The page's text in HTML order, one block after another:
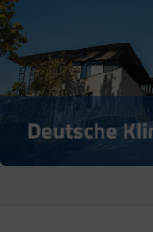
Deutsche